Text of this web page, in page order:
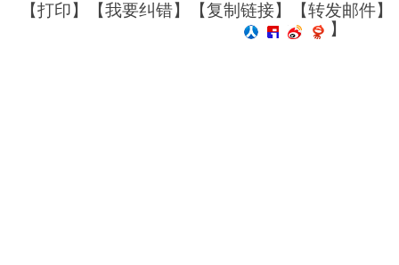
【打印】【我要纠错】【复制链接】【转发邮件】
】